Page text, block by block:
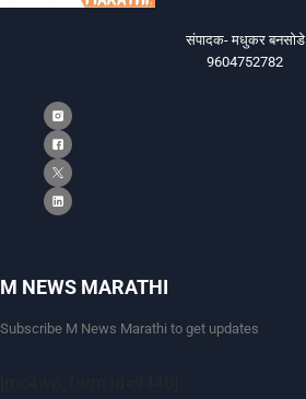
संपादक- मधुकर बनसोडे
9604752782
M NEWS MARATHI
Subscribe M News Marathi to get updates